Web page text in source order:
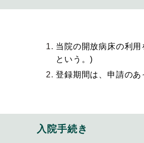
当院の開放病床の利
という。)
登録期間は、申請の
入院手続き